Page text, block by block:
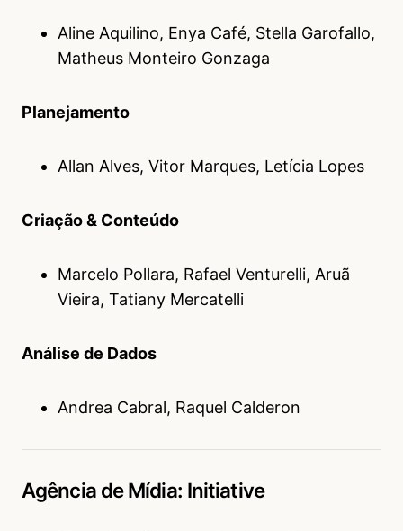
Aline Aquilino, Enya Café, Stella Garofallo,
Matheus Monteiro Gonzaga
Planejamento
Allan Alves, Vitor Marques, Letícia Lopes
Criação & Conteúdo
Marcelo Pollara, Rafael Venturelli, Aruã
Vieira, Tatiany Mercatelli
Análise de Dados
Andrea Cabral, Raquel Calderon
Agência de Mídia: Initiative